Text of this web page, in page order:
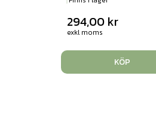
294,00 kr
exkl moms
KÖP